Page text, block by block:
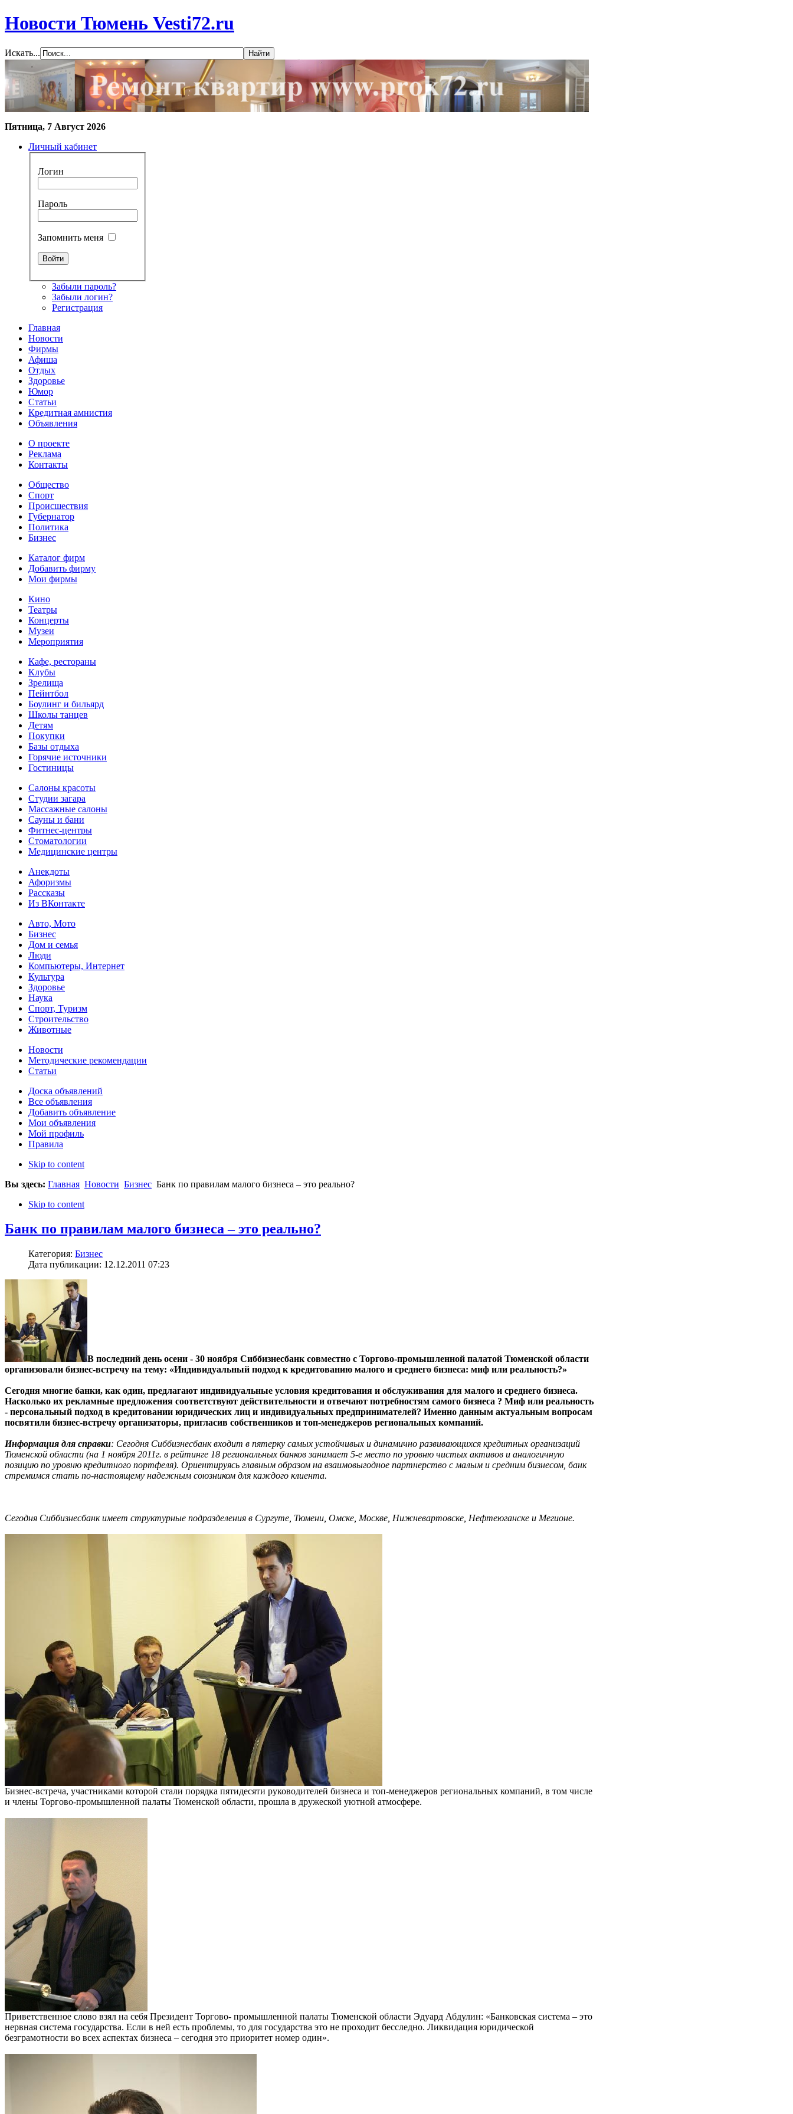
Новости Тюмень Vesti72.ru
Искать...
Пятница, 7 Август 2026
Личный кабинет
Логин
Пароль
Запомнить меня
Забыли пароль?
Забыли логин?
Регистрация
Главная
Новости
Фирмы
Афиша
Отдых
Здоровье
Юмор
Статьи
Кредитная амнистия
Объявления
О проекте
Реклама
Контакты
Общество
Спорт
Происшествия
Губернатор
Политика
Бизнес
Каталог фирм
Добавить фирму
Мои фирмы
Кино
Театры
Концерты
Музеи
Мероприятия
Кафе, рестораны
Клубы
Зрелища
Пейнтбол
Боулинг и бильярд
Школы танцев
Детям
Покупки
Базы отдыха
Горячие источники
Гостиницы
Салоны красоты
Студии загара
Массажные салоны
Сауны и бани
Фитнес-центры
Стоматологии
Медицинские центры
Анекдоты
Афоризмы
Рассказы
Из ВКонтакте
Авто, Мото
Бизнес
Дом и семья
Люди
Компьютеры, Интернет
Культура
Здоровье
Наука
Спорт, Туризм
Строительство
Животные
Новости
Методические рекомендации
Статьи
Доска объявлений
Все объявления
Добавить объявление
Мои объявления
Мой профиль
Правила
Skip to content
Вы здесь: Главная Новости Бизнес Банк по правилам малого бизнеса – это реально?
Skip to content
Банк по правилам малого бизнеса – это реально?
Категория: Бизнес
Дата публикации: 12.12.2011 07:23
В последний день осени - 30 ноября Сиббизнесбанк совместно с Торгово-промышленной палатой Тюменской области
организовали бизнес-встречу на тему: «Индивидуальный подход к кредитованию малого и среднего бизнеса: миф или реальность?»
Сегодня многие банки, как один, предлагают индивидуальные условия кредитования и обслуживания для малого и среднего бизнеса.
Насколько их рекламные предложения соответствуют действительности и отвечают потребностям самого бизнеса ? Миф или реальность
- персональный подход в кредитовании юридических лиц и индивидуальных предпринимателей? Именно данным актуальным вопросам
посвятили бизнес-встречу организаторы, пригласив собственников и топ-менеджеров региональных компаний.
Информация для справки: Сегодня Сиббизнесбанк входит в пятерку самых устойчивых и динамично развивающихся кредитных организаций
Тюменской области (на 1 ноября 2011г. в рейтинге 18 региональных банков занимает 5-е место по уровню чистых активов и аналогичную
позицию по уровню кредитного портфеля). Ориентируясь главным образом на взаимовыгодное партнерство с малым и средним бизнесом, банк
стремимся стать по-настоящему надежным союзником для каждого клиента.
Сегодня Сиббизнесбанк имеет структурные подразделения в Сургуте, Тюмени, Омске, Москве, Нижневартовске, Нефтеюганске и Мегионе.
Бизнес-встреча, участниками которой стали порядка пятидесяти руководителей бизнеса и топ-менеджеров региональных компаний, в том числе
и члены Торгово-промышленной палаты Тюменской области, прошла в дружеской уютной атмосфере.
Приветственное слово взял на себя Президент Торгово- промышленной палаты Тюменской области Эдуард Абдулин: «Банковская система – это
нервная система государства. Если в ней есть проблемы, то для государства это не проходит бесследно. Ликвидация юридической
безграмотности во всех аспектах бизнеса – сегодня это приоритет номер один».